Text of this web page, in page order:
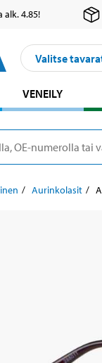
4.85!
Valitse
VENEILY
Aurinkolasit